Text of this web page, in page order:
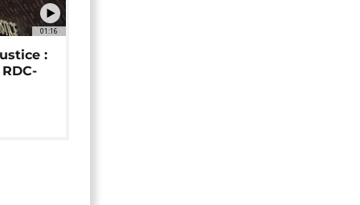
01:16
: